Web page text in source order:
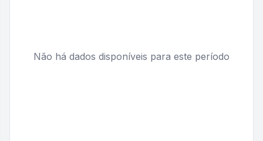
Não há dados disponíveis para este período